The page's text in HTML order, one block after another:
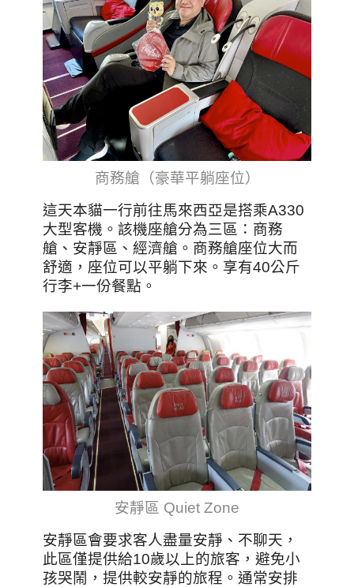
商務艙（豪華平躺座位）
這天本貓一行前往馬來西亞是搭乘A330
大型客機。該機座艙分為三區：商務
艙、安靜區、經濟艙。商務艙座位大而
舒適，座位可以平躺下來。享有40公斤
行李+一份餐點。
安靜區 Quiet Zone
安靜區會要求客人盡量安靜、不聊天，
此區僅提供給10歲以上的旅客，避免小
孩哭鬧，提供較安靜的旅程。通常安排